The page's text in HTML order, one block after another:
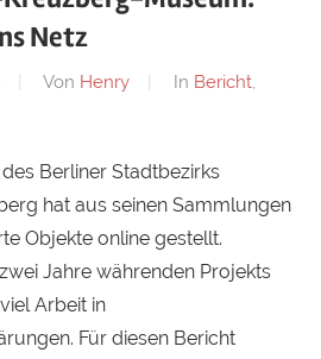
Netz
Von Henry In Bericht,
Berliner Stadtbezirks
hat aus seinen Sammlungen
Objekte online gestellt.
Jahre währenden Projekts
Arbeit in
Für diesen Bericht